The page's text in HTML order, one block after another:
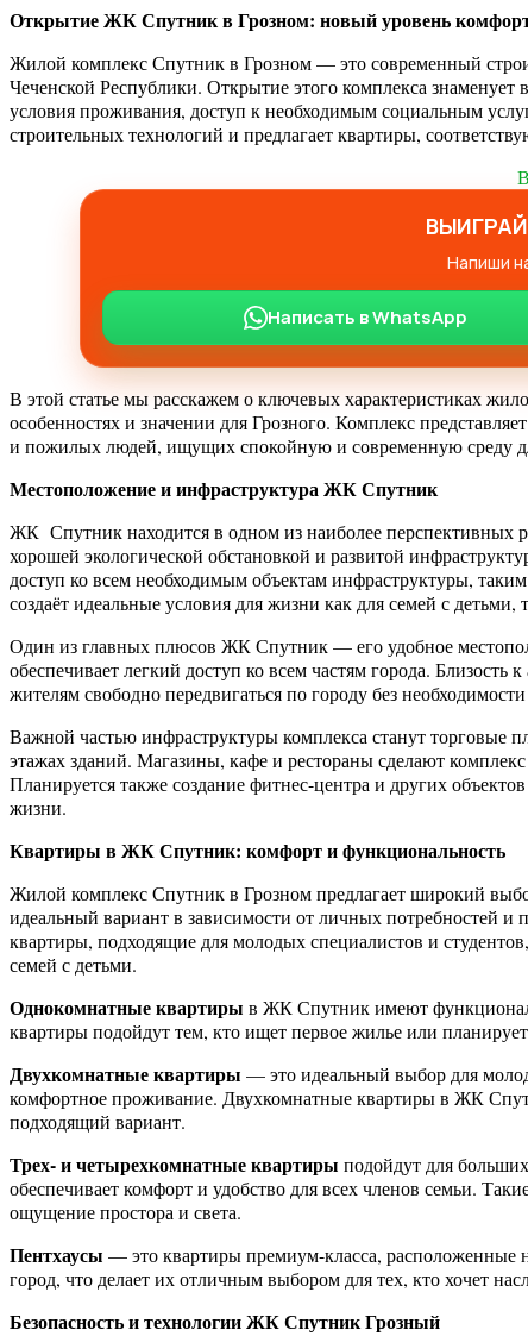
Открытие ЖК Спутник в Грозном: новый уровень
Жилой комплекс Спутник в Грозном — это современный
Чеченской Республики. Открытие этого комплекса
условия проживания, доступ к необходимым социальным
строительных технологий и предлагает квартиры,
ВЫИГРАЙ
Напиши
Написать в WhatsApp
В этой статье мы расскажем о ключевых характеристиках
особенностях и значении для Грозного. Комплекс
и пожилых людей, ищущих спокойную и современную среду
Местоположение и инфраструктура ЖК Спутник
ЖК Спутник находится в одном из наиболее перспективных
хорошей экологической обстановкой и развитой
доступ ко всем необходимым объектам инфраструктуры,
создаёт идеальные условия для жизни как для семей с
Один из главных плюсов ЖК Спутник — его удобное
обеспечивает легкий доступ ко всем частям города.
жителям свободно передвигаться по городу без
Важной частью инфраструктуры комплекса станут торговые
этажах зданий. Магазины, кафе и рестораны сделают
Планируется также создание фитнес-центра и других
жизни.
Квартиры в ЖК Спутник: комфорт и функциональность
Жилой комплекс Спутник в Грозном предлагает широкий
идеальный вариант в зависимости от личных потребностей
квартиры, подходящие для молодых специалистов и
семей с детьми.
Однокомнатные квартиры в ЖК Спутник имеют
квартиры подойдут тем, кто ищет первое жилье или
Двухкомнатные квартиры — это идеальный выбор для
комфортное проживание. Двухкомнатные квартиры в ЖК
подходящий вариант.
Трех- и четырехкомнатные квартиры подойдут для
обеспечивает комфорт и удобство для всех членов семьи.
ощущение простора и света.
Пентхаусы — это квартиры премиум-класса, расположенные
город, что делает их отличным выбором для тех, кто хочет
Безопасность и технологии ЖК Спутник Грозный